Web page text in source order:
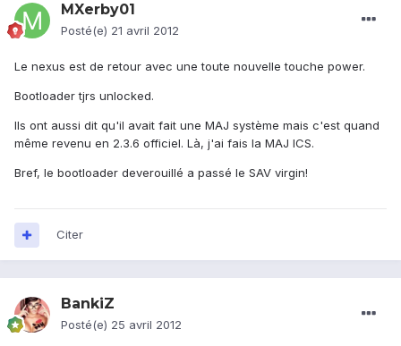
MXerby01
Posté(e) 21 avril 2012
Le nexus est de retour avec une toute nouvelle touche power.
Bootloader tjrs unlocked.
Ils ont aussi dit qu'il avait fait une MAJ système mais c'est quand
même revenu en 2.3.6 officiel. Là, j'ai fais la MAJ ICS.
Bref, le bootloader deverouillé a passé le SAV virgin!
Citer
BankiZ
Posté(e) 25 avril 2012